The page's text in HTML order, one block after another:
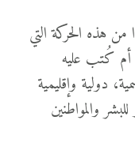
هذه الحركة التي
أم كُتب عليه
دولية وإقليمية
والمواطنين